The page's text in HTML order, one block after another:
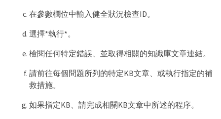
在參數欄位中輸入健全狀況檢查ID。
選擇*執行*。
檢閱任何特定錯誤、並取得相關的知識庫文章連結。
請前往每個問題所列的特定KB文章、或執行指定的補
救措施。
如果指定KB、請完成相關KB文章中所述的程序。